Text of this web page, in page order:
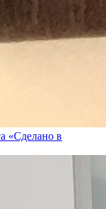
«Сделано в